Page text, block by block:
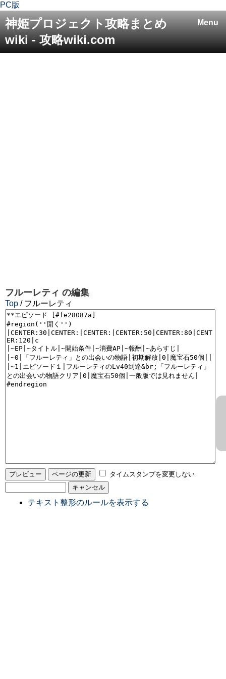
PC版
Menu
神姫プロジェクト攻略まとめ
wiki - 攻略wiki.com
フルーレティ の編集
Top / フルーレティ
タイムスタンプを変更しない
テキスト整形のルールを表示する